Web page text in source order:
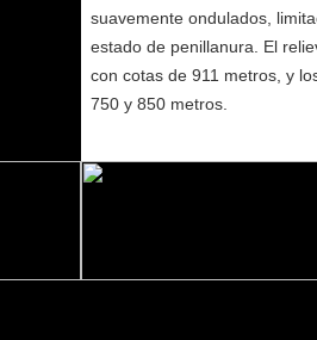
suavemente ondulados,
estado de penillanura. El
con cotas de 911 metros, y
750 y 850 metros.